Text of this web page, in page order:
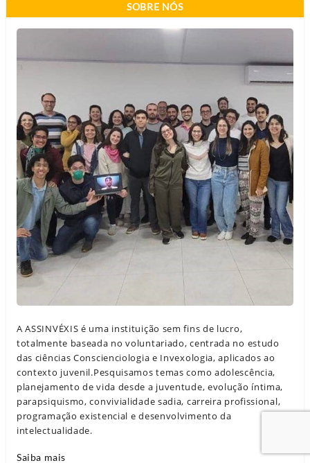
SOBRE NÓS
A ASSINVÉXIS é uma instituição sem fins de lucro,
totalmente baseada no voluntariado, centrada no estudo
das ciências Conscienciologia e Invexologia, aplicados ao
contexto juvenil.Pesquisamos temas como adolescência,
planejamento de vida desde a juventude, evolução íntima,
parapsiquismo, convivialidade sadia, carreira profissional,
programação existencial e desenvolvimento da
intelectualidade.
Saiba mais